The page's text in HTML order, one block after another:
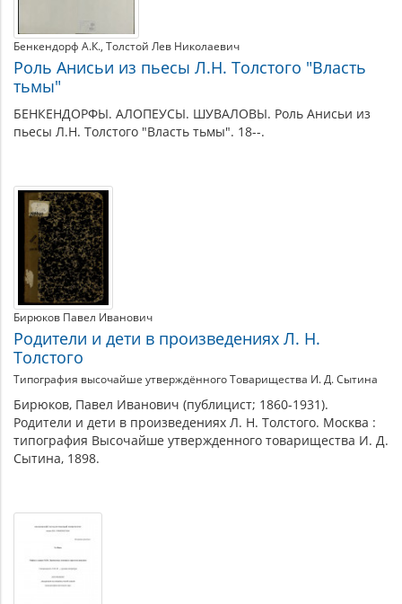
Бенкендорф А.К. Толстой Лев Николаевич
Роль Анисьи из пьесы Л.Н. Толстого "Власть
тьмы"
БЕНКЕНДОРФЫ. АЛОПЕУСЫ. ШУВАЛОВЫ. Роль Анисьи из
пьесы Л.Н. Толстого "Власть тьмы". 18--.
Бирюков Павел Иванович
Родители и дети в произведениях Л. Н.
Толстого
Типография высочайше утверждённого Товарищества И. Д. Сытина
Бирюков, Павел Иванович (публицист; 1860-1931).
Родители и дети в произведениях Л. Н. Толстого. Москва :
типография Высочайше утвержденного товарищества И. Д.
Сытина, 1898.